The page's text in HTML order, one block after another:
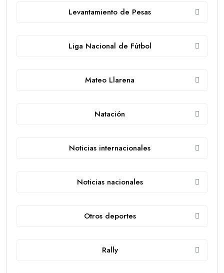
Levantamiento de Pesas
Liga Nacional de Fútbol
Mateo Llarena
Natación
Noticias internacionales
Noticias nacionales
Otros deportes
Rally